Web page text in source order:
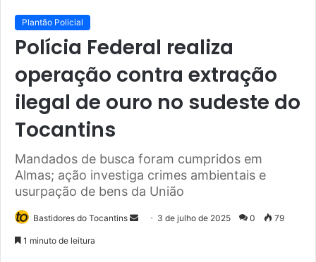
Plantão Policial
Polícia Federal realiza
operação contra extração
ilegal de ouro no sudeste do
Tocantins
Mandados de busca foram cumpridos em
Almas; ação investiga crimes ambientais e
usurpação de bens da União
Bastidores do Tocantins 3 de julho de 2025 0 79
1 minuto de leitura